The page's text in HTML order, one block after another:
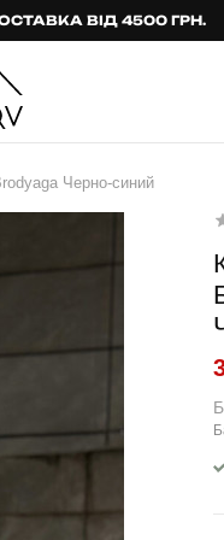
ВІД 4500 ГРН.
спорядження
І СОРОЧКИ
Черно-синий